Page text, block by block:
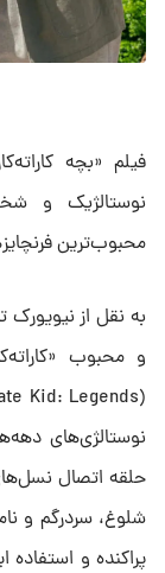
فیلم «بچه
نوستالژیک و
محبوب‌ترین
به نقل از
و محبوب
نوستالژی‌های
حلقه اتصال
شلوغ، سردرگم و
پراکنده و